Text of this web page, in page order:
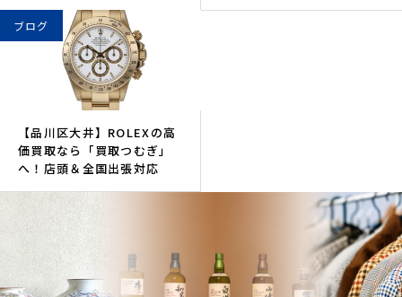
ブログ
【品川区大井】ROLEXの高
価買取なら「買取つむぎ」
へ！店頭＆全国出張対応